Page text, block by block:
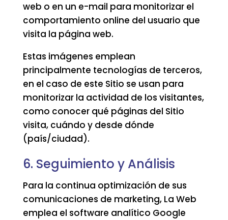
web o en un e-mail para monitorizar el
comportamiento online del usuario que
visita la página web.
Estas imágenes emplean
principalmente tecnologías de terceros,
en el caso de este Sitio se usan para
monitorizar la actividad de los visitantes,
como conocer qué páginas del Sitio
visita, cuándo y desde dónde
(país/ciudad).
6. Seguimiento y Análisis
Para la continua optimización de sus
comunicaciones de marketing, La Web
emplea el software analítico Google